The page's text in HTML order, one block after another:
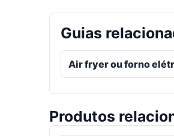
Guias
Air fryer ou forno
Produtos